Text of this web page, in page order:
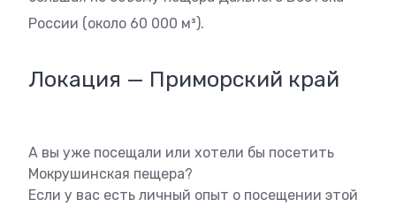
России (около 60 000 м³).
Локация — Приморский край
А вы уже посещали или хотели бы посетить
Мокрушинская пещера?
Если у вас есть личный опыт о посещении этой